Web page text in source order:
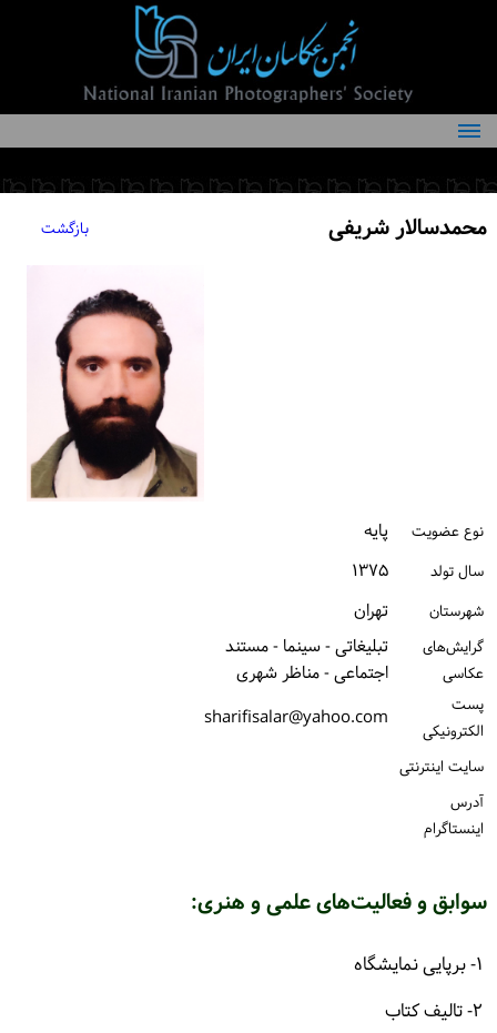
درباره انجمن
کمیته‌های انجمن
اعضاء انجمنمحمدسالار شریفی بازگشت
نوع عضویت پایه
سال تولد ۱۳۷۵
شهرستان تهران
گرایش‌های
عکاسی
تبلیغاتی - سینما - مستند
اجتماعی - مناظر شهری
پست
الكترونیكی
sharifisalar@yahoo.com
سایت اینترنتی
آدرس
اینستاگرام
سوابق و فعالیت‌های علمی و هنری:
۱- برپایی نمایشگاه
۲- تالیف کتاب